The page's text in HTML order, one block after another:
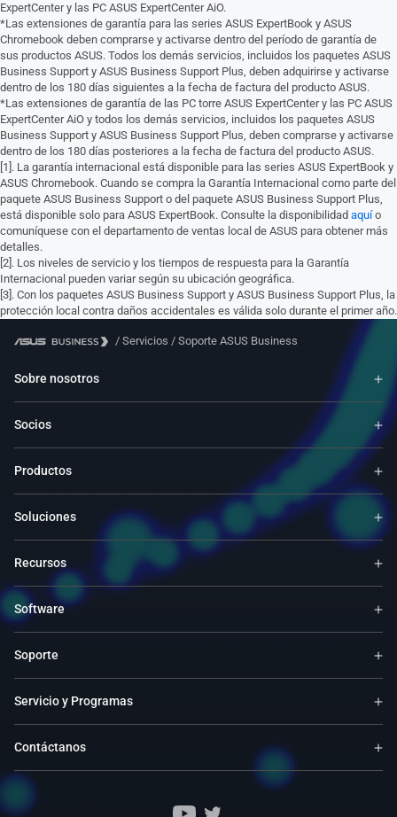
ExpertCenter y las PC ASUS ExpertCenter AiO.
*Las extensiones de garantía para las series ASUS ExpertBook y ASUS
Chromebook deben comprarse y activarse dentro del período de garantía de
sus productos ASUS. Todos los demás servicios, incluidos los paquetes ASUS
Business Support y ASUS Business Support Plus, deben adquirirse y activarse
dentro de los 180 días siguientes a la fecha de factura del producto ASUS.
*Las extensiones de garantía de las PC torre ASUS ExpertCenter y las PC ASUS
ExpertCenter AiO y todos los demás servicios, incluidos los paquetes ASUS
Business Support y ASUS Business Support Plus, deben comprarse y activarse
dentro de los 180 días posteriores a la fecha de factura del producto ASUS.
[1]. La garantía internacional está disponible para las series ASUS ExpertBook y
ASUS Chromebook. Cuando se compra la Garantía Internacional como parte del
paquete ASUS Business Support o del paquete ASUS Business Support Plus,
está disponible solo para ASUS ExpertBook. Consulte la disponibilidad aquío
comuníquese con el departamento de ventas local de ASUS para obtener más
detalles.
[2]. Los niveles de servicio y los tiempos de respuesta para la Garantía
Internacional pueden variar según su ubicación geográfica.
[3]. Con los paquetes ASUS Business Support y ASUS Business Support Plus, la
protección local contra daños accidentales es válida solo durante el primer año.
/ Servicios / Soporte ASUS Business
Sobre nosotros
Socios
Productos
Soluciones
Recursos
Software
Soporte
Servicio y Programas
Contáctanos